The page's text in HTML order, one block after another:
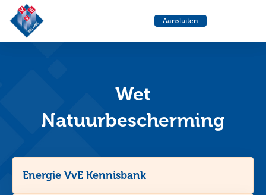
Aansluiten
Wet
Natuurbescherming
Energie VvE Kennisbank